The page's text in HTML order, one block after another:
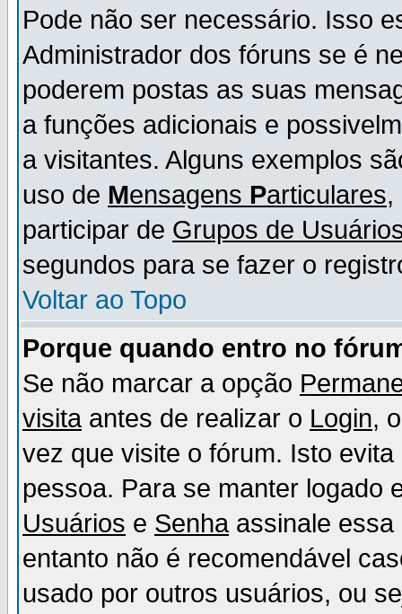
Pode não ser necessário. Isso
Administrador dos fóruns se é
poderem postas as suas
a funções adicionais e
a visitantes. Alguns exemplos
uso de Mensagens Particulares,
participar de Grupos de
segundos para se fazer o
Voltar ao Topo
Porque quando entro no
Se não marcar a opção
visitaantes de realizar o Login,
vez que visite o fórum. Isto
pessoa. Para se manter
Usuários e Senhaassinale essa
entanto não é recomendável
usado por outros usuários, ou